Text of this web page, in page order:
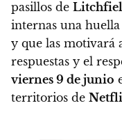
pasillos de
internas una
y que las motivará
respuestas y el
viernes 9 de junio
territorios de